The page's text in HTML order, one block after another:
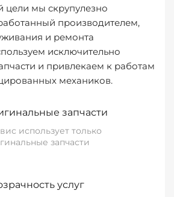
цели мы скрупулезно
производителем,
и ремонта
исключительно
и привлекаем к работам
механиков.
запчасти
использует только
запчасти
услуг